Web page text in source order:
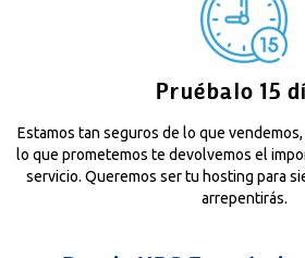
Pruébalo 15
Estamos tan seguros de lo que
lo que prometemos te devolvemos el
servicio. Queremos ser tu hosting para
arrepentirás.